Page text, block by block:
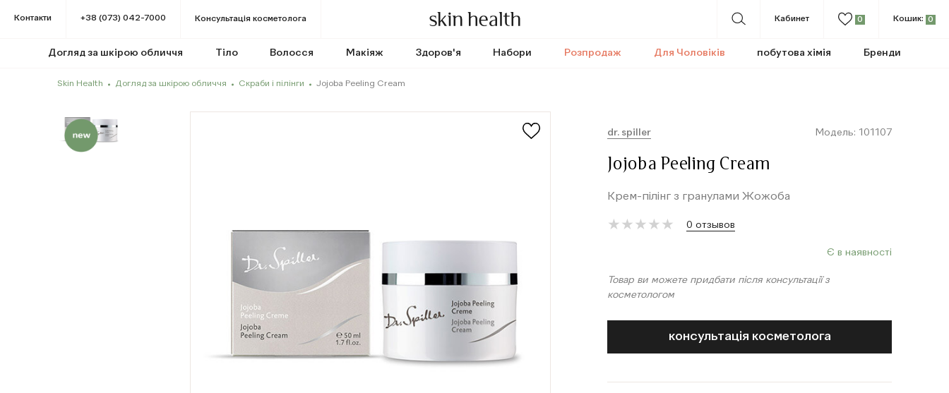
Контакти +38 (073) 042-7000 Консультація косметолога
Догляд за шкірою обличчя Тіло Волосся Макіяж Здоров'я Набори Розпродаж Для Чоловіків побутова хімія Бренди
Кабинет 0 Кошик: 0
Skin Health Догляд за шкірою обличчя Скраби і пілінги Jojoba Peeling Cream
dr. spiller Модель: 101107
Jojoba Peeling Cream
Крем-пілінг з гранулами Жожоба
★
★ ★
★ ★
★ ★
★ ★
★ 0 отзывов
Є в наявності
Товар ви можете придбати після консультації з
косметологом
консультація косметолога